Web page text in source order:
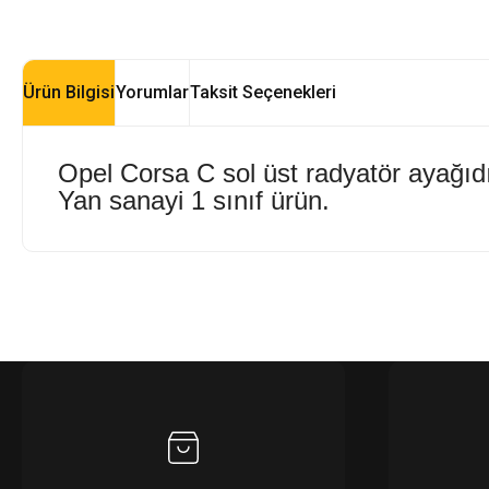
Ürün BilgisiYorumlarTaksit Seçenekleri
Opel Corsa C sol üst radyatör
Yan sanayi 1 sınıf ürün.